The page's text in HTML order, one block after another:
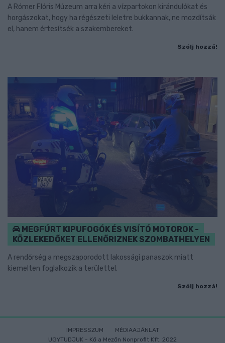
A Rómer Flóris Múzeum arra kéri a vízpartokon kirándulókat és
horgászokat, hogy ha régészeti leletre bukkannak, ne mozdítsák
el, hanem értesítsék a szakembereket.
Szólj hozzá!
MEGFÚRT KIPUFOGÓK ÉS VISÍTÓ MOTOROK -
KÖZLEKEDŐKET ELLENŐRIZNEK SZOMBATHELYEN
A rendőrség a megszaporodott lakossági panaszok miatt
kiemelten foglalkozik a területtel.
Szólj hozzá!
IMPRESSZUM
MÉDIAAJÁNLAT
UGYTUDJUK - Kő a Mezőn Nonprofit Kft. 2022